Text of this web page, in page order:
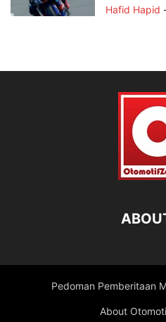
Hafid Hapid
Pedoman Pemberitaan
About